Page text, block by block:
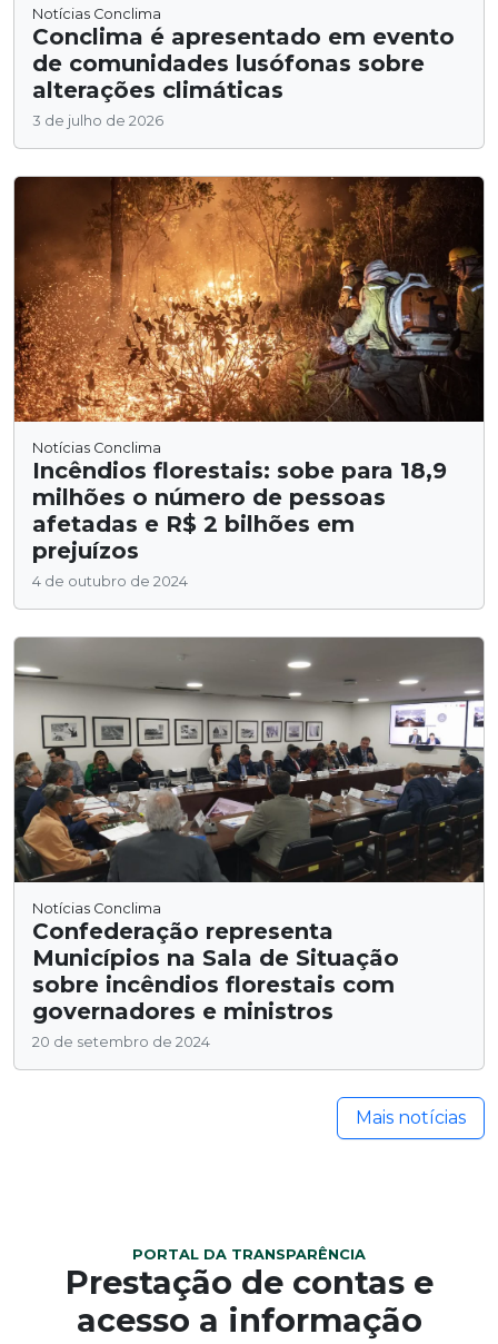
Notícias Conclima
Conclima é apresentado em evento
de comunidades lusófonas sobre
alterações climáticas
3 de julho de 2026
Notícias Conclima
Incêndios florestais: sobe para 18,9
milhões o número de pessoas
afetadas e R$ 2 bilhões em
prejuízos
4 de outubro de 2024
Notícias Conclima
Confederação representa
Municípios na Sala de Situação
sobre incêndios florestais com
governadores e ministros
20 de setembro de 2024
Mais notícias
PORTAL DA TRANSPARÊNCIA
Prestação de contas e
acesso a informação